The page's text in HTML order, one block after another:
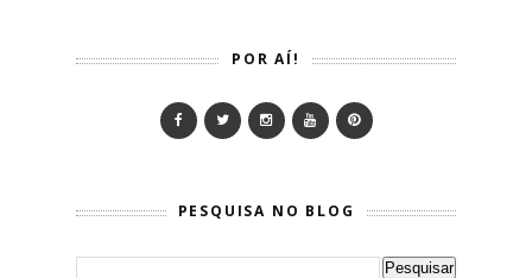
POR AÍ!
PESQUISA NO BLOG